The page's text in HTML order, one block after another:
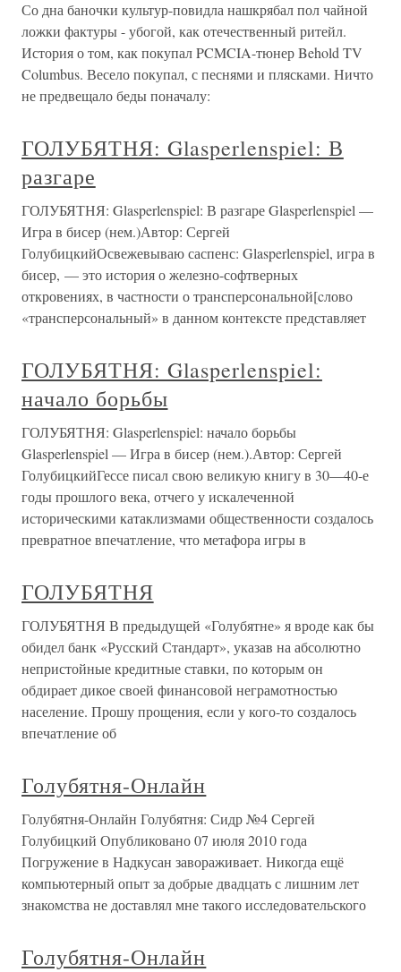
Со дна баночки культур-повидла нашкрябал пол чайной
ложки фактуры - убогой, как отечественный ритейл.
История о том, как покупал PCMCIA-тюнер Behold TV
Columbus. Весело покупал, с песнями и плясками. Ничто
не предвещало беды поначалу:
ГОЛУБЯТНЯ: Glasperlenspiel: В
разгаре
ГОЛУБЯТНЯ: Glasperlenspiel: В разгаре Glasperlenspiel —
Игра в бисер (нем.)Автор: Сергей
ГолубицкийОсвежевываю саспенс: Glasperlenspiel, игра в
бисер, — это история о железно-софтверных
откровениях, в частности о трансперсональной[cлово
«трансперсональный» в данном контексте представляет
ГОЛУБЯТНЯ: Glasperlenspiel:
начало борьбы
ГОЛУБЯТНЯ: Glasperlenspiel: начало борьбы
Glasperlenspiel — Игра в бисер (нем.).Автор: Сергей
ГолубицкийГессе писал свою великую книгу в 30—40-е
годы прошлого века, отчего у искалеченной
историческими катаклизмами общественности создалось
превратное впечатление, что метафора игры в
ГОЛУБЯТНЯ
ГОЛУБЯТНЯ В предыдущей «Голубятне» я вроде как бы
обидел банк «Русский Стандарт», указав на абсолютно
непристойные кредитные ставки, по которым он
обдирает дикое своей финансовой неграмотностью
население. Прошу прощения, если у кого-то создалось
впечатление об
Голубятня-Онлайн
Голубятня-Онлайн Голубятня: Сидр №4 Сергей
Голубицкий Опубликовано 07 июля 2010 года
Погружение в Надкусан завораживает. Никогда ещё
компьютерный опыт за добрые двадцать с лишним лет
знакомства не доставлял мне такого исследовательского
Голубятня-Онлайн